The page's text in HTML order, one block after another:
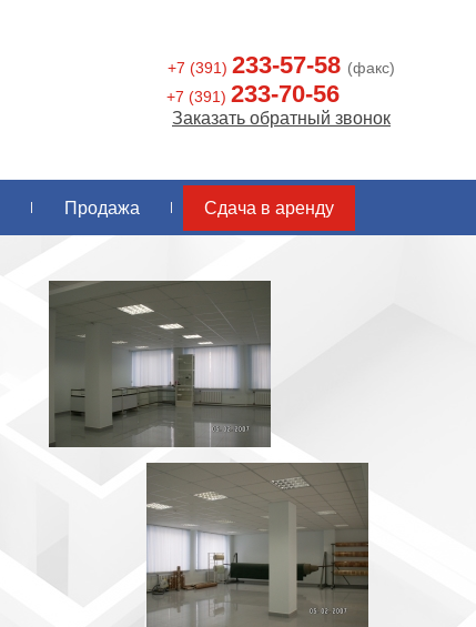
+7 (391) 233-57-58 (факс)
+7 (391) 233-70-56
Заказать обратный звонок
Продажа Сдача в аренду